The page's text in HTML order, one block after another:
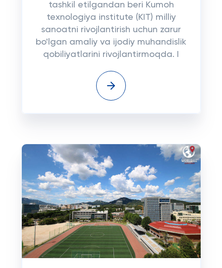
tashkil etilgandan beri Kumoh
texnologiya institute (KIT) milliy
sanoatni rivojlantirish uchun zarur
bo'lgan amaliy va ijodiy muhandislik
qobiliyatlarini rivojlantirmoqda. I